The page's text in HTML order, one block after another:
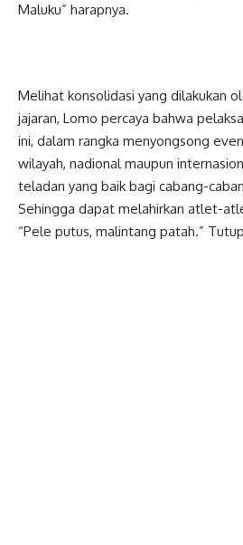
Maluku” harapnya.
Melihat konsolidasi yang dilakukan
jajaran, Lomo percaya bahwa
ini, dalam rangka menyongsong
wilayah, nadional maupun
teladan yang baik bagi cabang-
Sehingga dapat melahirkan atlet-
“Pele putus, malintang patah.”